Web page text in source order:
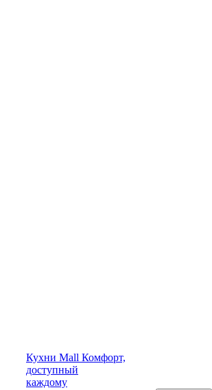
Кухни Mall Комфорт,
доступный
каждому